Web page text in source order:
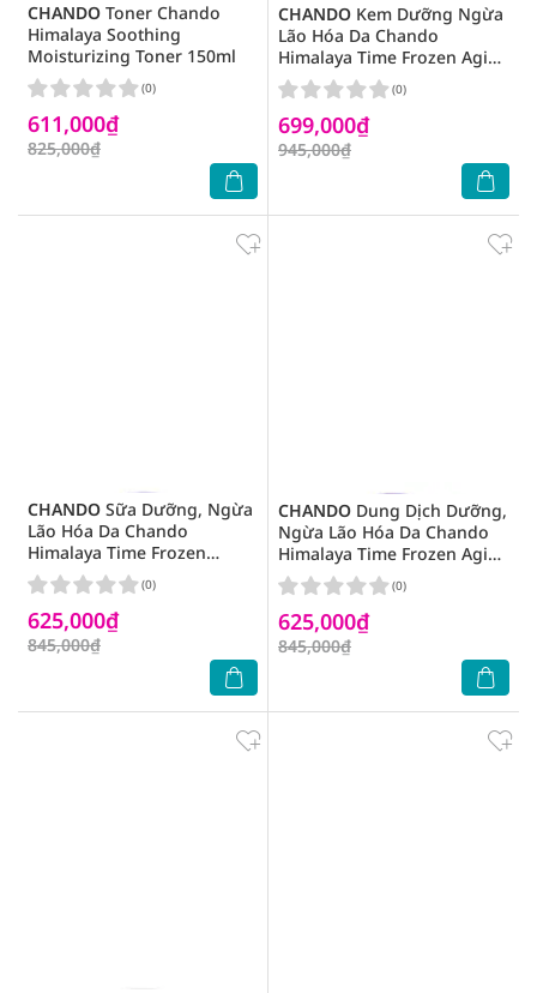
CHANDO Toner Chando
Himalaya Soothing
Moisturizing Toner 150ml
611,000₫
825,000₫
(0)
CHANDO Kem Dưỡng Ngừa
Lão Hóa Da Chando
Himalaya Time Frozen Aging
Resistance Activating
Essence Cream 50g
699,000₫
945,000₫
(0)
CHANDO Sữa Dưỡng, Ngừa
Lão Hóa Da Chando
Himalaya Time Frozen
Aging Resistance Activating
Emulsion 120ml
625,000₫
845,000₫
(0)
CHANDO Dung Dịch Dưỡng,
Ngừa Lão Hóa Da Chando
Himalaya Time Frozen Aging
Resistance Lotion 160ml
625,000₫
845,000₫
(0)